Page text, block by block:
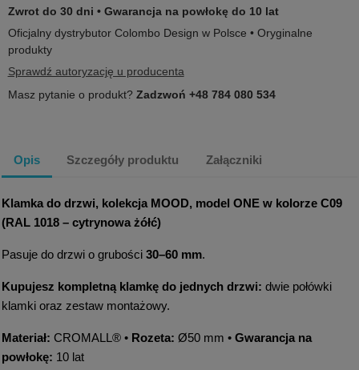
Zwrot do 30 dni • Gwarancja na powłokę do 10 lat
Oficjalny dystrybutor Colombo Design w Polsce • Oryginalne
produkty
Sprawdź autoryzację u producenta
Masz pytanie o produkt? Zadzwoń +48 784 080 534
Opis Szczegóły produktu Załączniki
Klamka do drzwi, kolekcja MOOD, model ONE w kolorze C09
(RAL 1018 – cytrynowa żółć)
Pasuje do drzwi o grubości30–60 mm.
Kupujesz kompletną klamkę do jednych drzwi: dwie połówki
klamki oraz zestaw montażowy.
Materiał: CROMALL® • Rozeta: Ø50 mm •Gwarancja na
powłokę: 10 lat